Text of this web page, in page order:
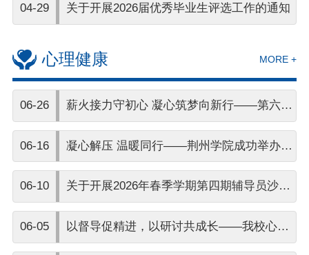
04-29 关于开展2026届优秀毕业生评选工作的通知
心理健康 MORE +
06-26 薪火接力守初心 凝心筑梦向新行——第六届
举办
06-16 凝心解压 温暖同行——荆州学院成功举办辅
06-10 关于开展2026年春季学期第四期辅导员沙龙
06-05 以督导促精进，以研讨共成长——我校心理